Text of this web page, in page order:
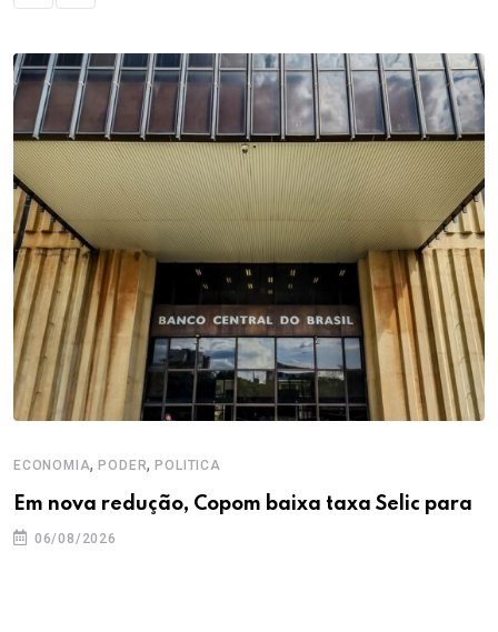
ECONOMIA,PODER,POLITICA
Em nova redução, Copom baixa taxa Selic para
06/08/2026